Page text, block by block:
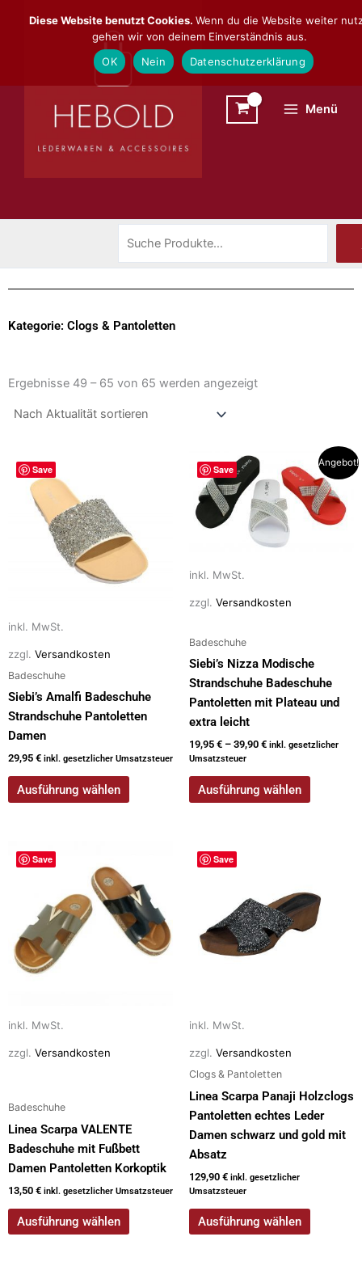
Inhalt
Menü
Kategorie: Clogs & Pantoletten
Ergebnisse 49 – 65 von 65 werden angezeigtAktualität
Save
inkl. MwSt.
zzgl. Versandkosten
Badeschuhe
Siebi’s Amalfi Badeschuhe
Strandschuhe Pantoletten
Damen
29,95 € inkl. gesetzlicher Umsatzsteuer
Ausführung wählen
Dieses
Produkt
weist
mehrere
Varianten
auf
der
Produktseite
gewählt
werden
Save
Angebot!
inkl. MwSt.
zzgl. Versandkosten
Badeschuhe
Siebi’s Nizza Modische
Strandschuhe Badeschuhe
Pantoletten mit Plateau und
extra leicht
19,95 € – 39,90 € inkl. gesetzlicher
Umsatzsteuer
Ausführung wählen
Dieses
Produkt
weist
mehrere
Die
Optionen
Save
inkl. MwSt.
zzgl. Versandkosten
Badeschuhe
Linea Scarpa VALENTE
Badeschuhe mit Fußbett
Damen Pantoletten Korkoptik
13,50 € inkl. gesetzlicher Umsatzsteuer
Ausführung wählen
Dieses
Produkt
mehrere
Varianten
auf.
Die
auf
Produktseite
werden
Save
inkl. MwSt.
zzgl. Versandkosten
Clogs & Pantoletten
Linea Scarpa Panaji Holzclogs
Pantoletten echtes Leder
Damen schwarz und gold mit
Absatz
129,90 € inkl. gesetzlicher
Umsatzsteuer
Ausführung wählen
Dieses
Produkt
mehrere
Varianten
auf.
auf
Produktseite
gewählt
werden
Diese Website benutzt Cookies. Wenn du die Website weiter
gehen wir von deinem Einverständnis aus.
OK
Nein Datenschutzerklärung